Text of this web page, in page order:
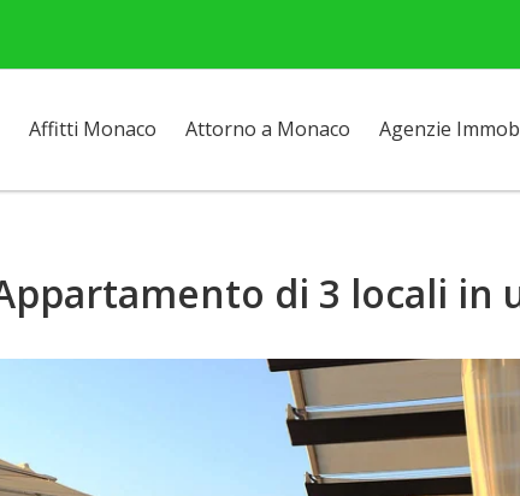
Affitti Monaco Attorno a Monaco Agenzie
di 3 locali